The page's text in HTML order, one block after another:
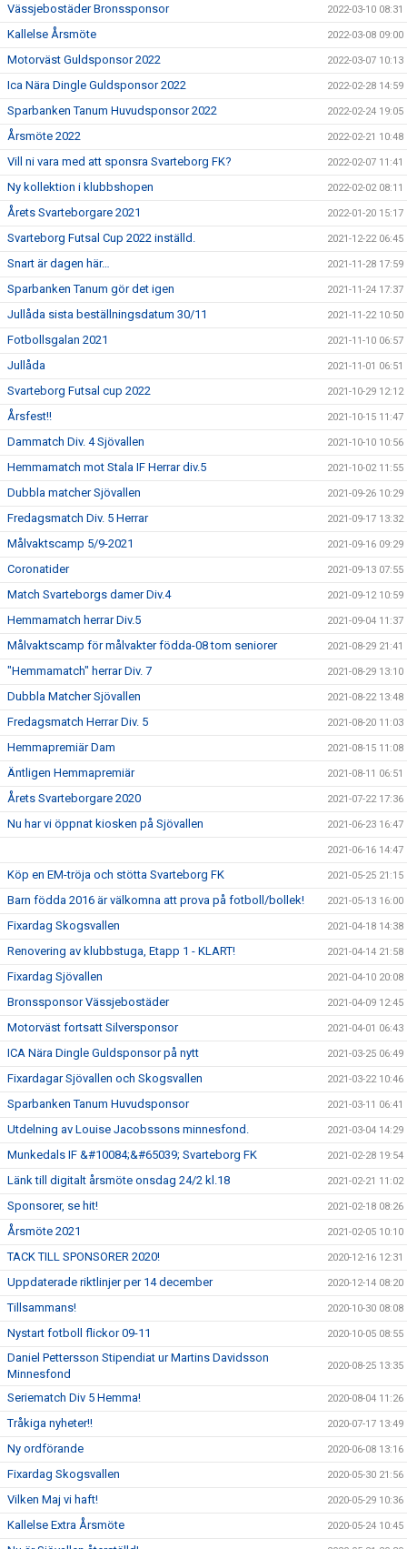
Vässjebostäder Bronssponsor 2022-03-10 08:31
Kallelse Årsmöte 2022-03-08 09:00
Motorväst Guldsponsor 2022 2022-03-07 10:13
Ica Nära Dingle Guldsponsor 2022 2022-02-28 14:59
Sparbanken Tanum Huvudsponsor 2022 2022-02-24 19:05
Årsmöte 2022 2022-02-21 10:48
Vill ni vara med att sponsra Svarteborg FK? 2022-02-07 11:41
Ny kollektion i klubbshopen 2022-02-02 08:11
Årets Svarteborgare 2021 2022-01-20 15:17
Svarteborg Futsal Cup 2022 inställd. 2021-12-22 06:45
Snart är dagen här… 2021-11-28 17:59
Sparbanken Tanum gör det igen 2021-11-24 17:37
Jullåda sista beställningsdatum 30/11 2021-11-22 10:50
Fotbollsgalan 2021 2021-11-10 06:57
Jullåda 2021-11-01 06:51
Svarteborg Futsal cup 2022 2021-10-29 12:12
Årsfest!! 2021-10-15 11:47
Dammatch Div. 4 Sjövallen 2021-10-10 10:56
Hemmamatch mot Stala IF Herrar div.5 2021-10-02 11:55
Dubbla matcher Sjövallen 2021-09-26 10:29
Fredagsmatch Div. 5 Herrar 2021-09-17 13:32
Målvaktscamp 5/9-2021 2021-09-16 09:29
Coronatider 2021-09-13 07:55
Match Svarteborgs damer Div.4 2021-09-12 10:59
Hemmamatch herrar Div.5 2021-09-04 11:37
Målvaktscamp för målvakter födda-08 tom seniorer 2021-08-29 21:41
"Hemmamatch" herrar Div. 7 2021-08-29 13:10
Dubbla Matcher Sjövallen 2021-08-22 13:48
Fredagsmatch Herrar Div. 5 2021-08-20 11:03
Hemmapremiär Dam 2021-08-15 11:08
Äntligen Hemmapremiär 2021-08-11 06:51
Årets Svarteborgare 2020 2021-07-22 17:36
Nu har vi öppnat kiosken på Sjövallen 2021-06-23 16:47
2021-06-16 14:47
Köp en EM-tröja och stötta Svarteborg FK 2021-05-25 21:15
Barn födda 2016 är välkomna att prova på fotboll/bollek! 2021-05-13 16:00
Fixardag Skogsvallen 2021-04-18 14:38
Renovering av klubbstuga, Etapp 1 - KLART! 2021-04-14 21:58
Fixardag Sjövallen 2021-04-10 20:08
Bronssponsor Vässjebostäder 2021-04-09 12:45
Motorväst fortsatt Silversponsor 2021-04-01 06:43
ICA Nära Dingle Guldsponsor på nytt 2021-03-25 06:49
Fixardagar Sjövallen och Skogsvallen 2021-03-22 10:46
Sparbanken Tanum Huvudsponsor 2021-03-11 06:41
Utdelning av Louise Jacobssons minnesfond. 2021-03-04 14:29
Munkedals IF &#10084;&#65039; Svarteborg FK 2021-02-28 19:54
Länk till digitalt årsmöte onsdag 24/2 kl.18 2021-02-21 11:02
Sponsorer, se hit! 2021-02-18 08:26
Årsmöte 2021 2021-02-05 10:10
TACK TILL SPONSORER 2020! 2020-12-16 12:31
Uppdaterade riktlinjer per 14 december 2020-12-14 08:20
Tillsammans! 2020-10-30 08:08
Nystart fotboll flickor 09-11 2020-10-05 08:55
Daniel Pettersson Stipendiat ur Martins Davidsson
Minnesfond
2020-08-25 13:35
Seriematch Div 5 Hemma! 2020-08-04 11:26
Tråkiga nyheter!! 2020-07-17 13:49
Ny ordförande 2020-06-08 13:16
Fixardag Skogsvallen 2020-05-30 21:56
Vilken Maj vi haft! 2020-05-29 10:36
Kallelse Extra Årsmöte 2020-05-24 10:45